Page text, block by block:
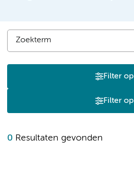
Filter op
Filter op
0 Resultaten gevonden